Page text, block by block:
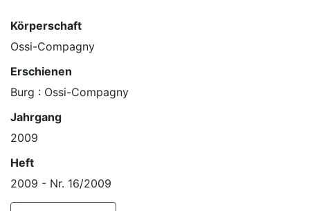
Körperschaft
Ossi-Compagny
Erschienen
Burg : Ossi-Compagny
Jahrgang
2009
Heft
2009 - Nr. 16/2009